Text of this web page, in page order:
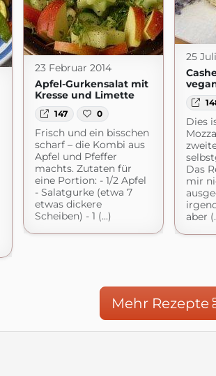
25
Dies
Das
mir
aber
23 Februar 2014
Apfel-Gurkensalat mit
Kresse und Limette
147 0
Frisch und ein bisschen
scharf – die Kombi aus
Apfel und Pfeffer
machts. Zutaten für
eine Portion: - 1/2 Apfel
- Salatgurke (etwa 7
etwas dickere
Scheiben) - 1 (...)
Mehr Rezepte